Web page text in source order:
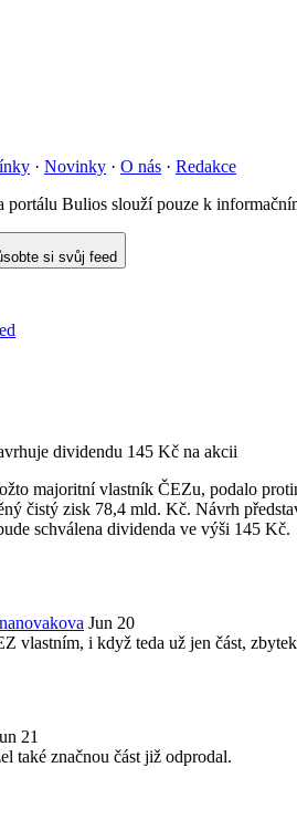
· Novinky · O nás · Redakce
portálu Bulios slouží pouze k
si svůj feed
dividendu 145 Kč na akcii
majoritní vlastník ČEZu, podalo
čistý zisk 78,4 mld. Kč. Návrh
schválena dividenda ve výši 145 Kč.
Jun 20
vlastním, i když teda už jen část,
21
také značnou část již odprodal.